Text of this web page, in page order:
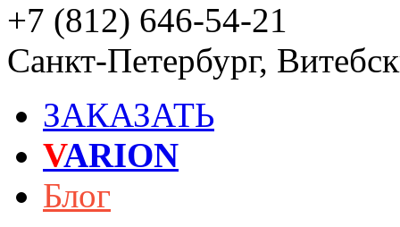
+7 (812) 646-54-21
Санкт-Петербург,
ЗАКАЗАТЬ
VARION
Блог